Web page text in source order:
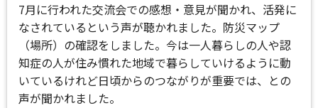
7月に行われた交流会での感想・意見が聞かれ、活発に
なされているという声が聴かれました。防災マップ
（場所）の確認をしました。今は一人暮らしの人や認
知症の人が住み慣れた地域で暮らしていけるように動
いているけれど日頃からのつながりが重要では、との
声が聞かれました。